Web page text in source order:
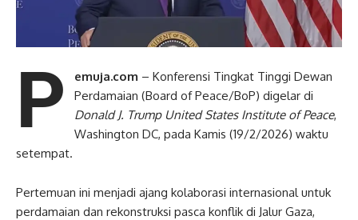
P emuja.com – Konferensi Tingkat Tinggi Dewan
Perdamaian (Board of Peace/BoP) digelar di
Donald J. Trump United States Institute of Peace,
Washington DC, pada Kamis (19/2/2026) waktu
setempat.
Pertemuan ini menjadi ajang kolaborasi internasional untuk
perdamaian dan rekonstruksi pasca konflik di Jalur Gaza,